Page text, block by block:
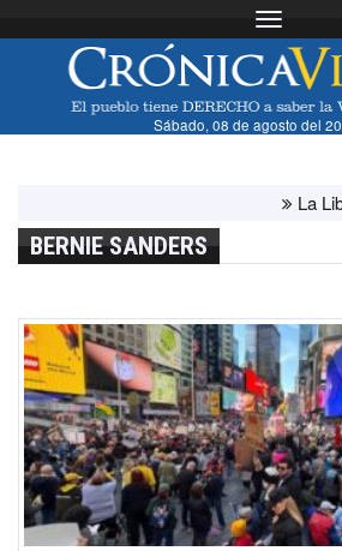
Toggle
Sábado, 08 de agosto del
La
BERNIE SANDERS